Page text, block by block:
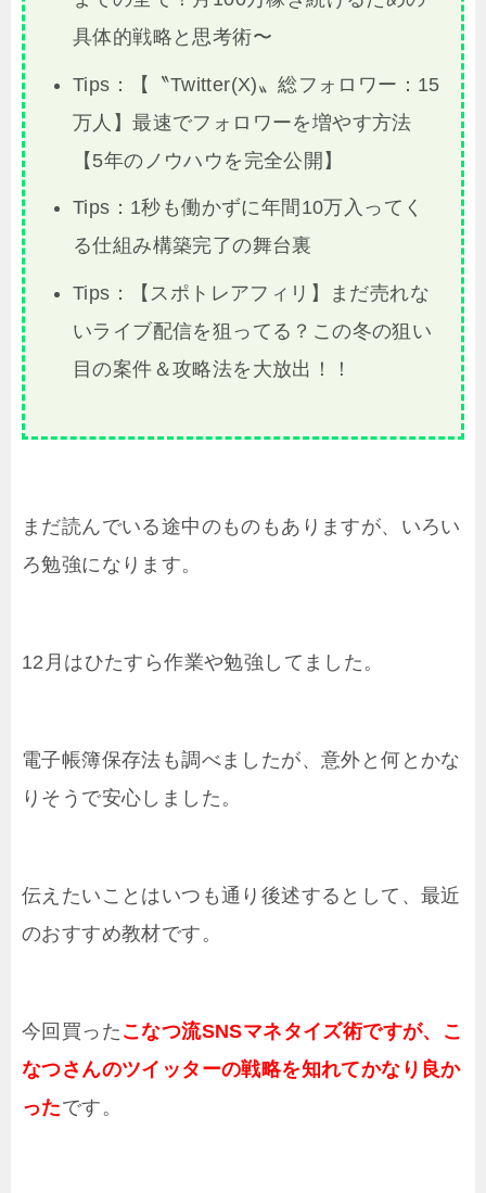
具体的戦略と思考術〜
Tips：【〝Twitter(X)〟総フォロワー：15
万人】最速でフォロワーを増やす方法
【5年のノウハウを完全公開】
Tips：1秒も働かずに年間10万入ってく
る仕組み構築完了の舞台裏
Tips：【スポトレアフィリ】まだ売れな
いライブ配信を狙ってる？この冬の狙い
目の案件＆攻略法を大放出！！
まだ読んでいる途中のものもありますが、いろい
ろ勉強になります。
12月はひたすら作業や勉強してました。
電子帳簿保存法も調べましたが、意外と何とかな
りそうで安心しました。
伝えたいことはいつも通り後述するとして、最近
のおすすめ教材です。
今回買った こなつ流SNSマネタイズ術ですが、こ
なつさんのツイッターの戦略を知れてかなり良か
ったです。